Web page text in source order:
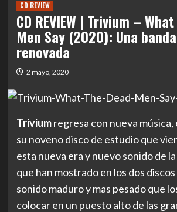
CD REVIEW
CD REVIEW | Trivium –
Men Say (2020): Una
renovada
2 mayo, 2020
Triviumregresa con nueva música,
su noveno disco de estudio que
esta nueva era y nuevo sonido de
que han mostrado en los dos
sonido maduro y mas pesado que
colocar en un puesto alto de las